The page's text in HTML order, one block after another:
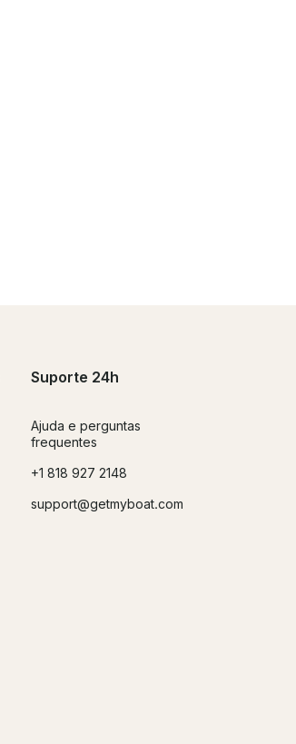
Suporte 24h
Ajuda e perguntas
frequentes
+1 818 927 2148
support@getmyboat.com